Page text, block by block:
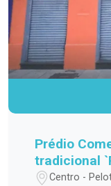
Prédio
Centro -